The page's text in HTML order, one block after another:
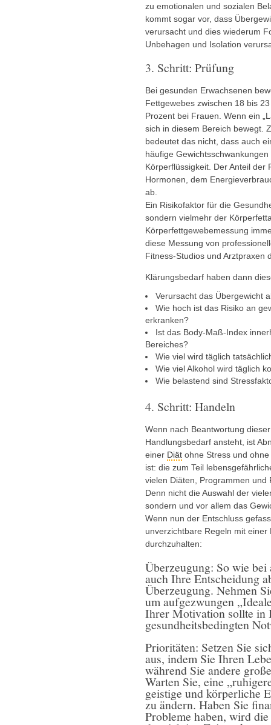
zu emotionalen und sozialen
kommt sogar vor, dass
verursacht und dies wiederum
Unbehagen und Isolation
3. Schritt: Prüfung
Bei gesunden Erwachsenen
Fettgewebes zwischen 18 bis
Prozent bei Frauen. Wenn ein
sich in diesem Bereich bewegt.
bedeutet das nicht, dass auch
häufige
Körperflüssigkeit. Der Anteil der
Hormonen, dem
ab.
Ein Risikofaktor für die
sondern vielmehr der
Körperfettgewebemessung
diese Messung von
Fitness-Studios und Arztpraxen
Klärungsbedarf haben dann
Verursacht das Übergewicht
Wie hoch ist das Risiko an
erkranken?
Ist das Body-Maß-Index
Bereiches?
Wie viel wird täglich
Wie viel Alkohol wird täglich
Wie belastend sind
4. Schritt: Handeln
Wenn nach Beantwortung
Handlungsbedarf ansteht, ist
einer Diät ohne Stress und
ist: die zum Teil
vielen Diäten, Programmen und
Denn nicht die Auswahl der
sondern und vor allem das
Wenn nun der Entschluss
unverzichtbare Regeln mit
durchzuhalten:
Überzeugung: So wie
auch Ihre Entscheidung
Überzeugung. Nehmen
um aufgezwungen
Ihrer Motivation sollte in
gesundheitsbedingten
Prioritäten: Setzen Sie
aus, indem Sie Ihren
während Sie andere
Warten Sie, eine
geistige und körperliche
zu ändern. Haben Sie
Probleme haben, wird